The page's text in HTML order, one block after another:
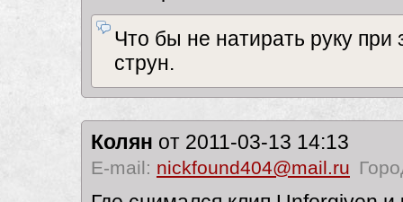
Что бы не натирать руку при
струн.
Колян от 2011-03-13 14:13
E-mail: nickfound404@mail.ru